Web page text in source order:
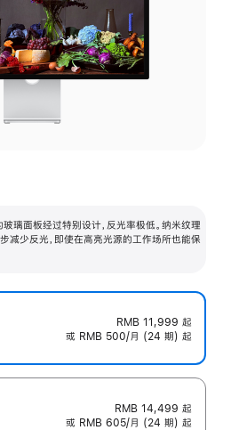
玻璃面板经过特别设计，反光率极低。纳米纹理
减少反光，即使在高亮光源的工作场所也能保
RMB 11,999 起
或 RMB 500/月 (24 期) 起
RMB 14,499 起
或 RMB 605/月 (24 期) 起